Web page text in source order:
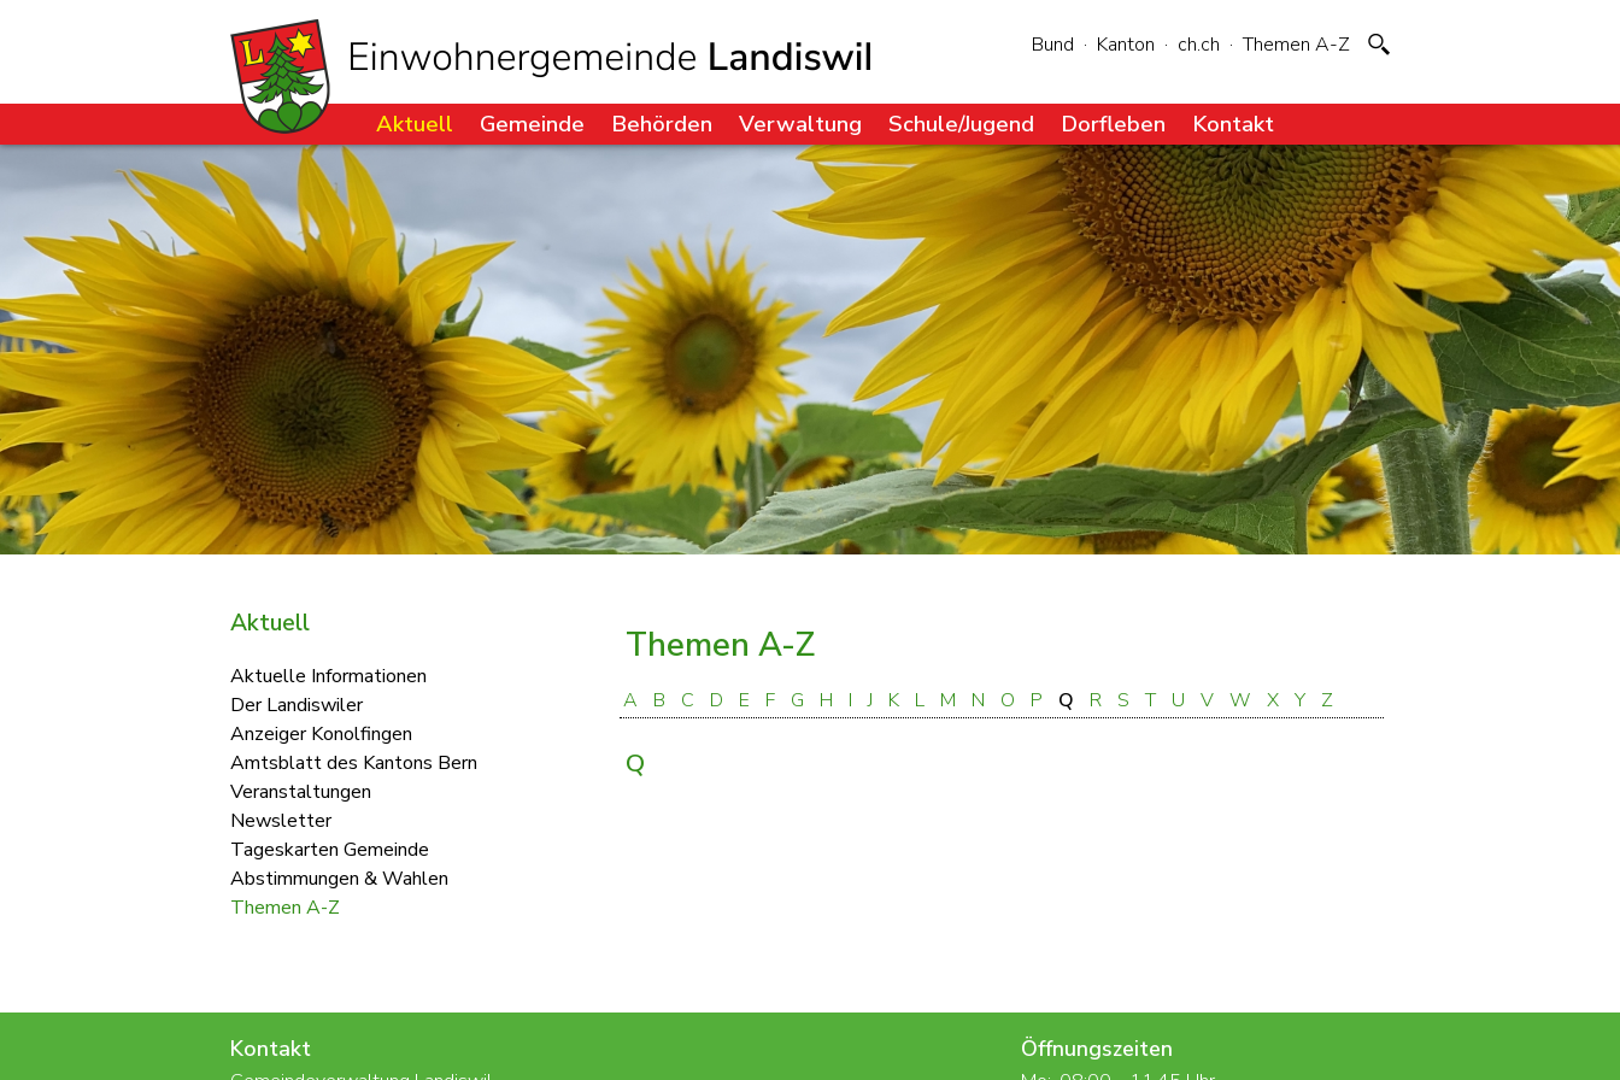
Bund · Kanton · ch.ch ·Themen A-Z
Aktuell Gemeinde Behörden Verwaltung Schule/Jugend Dorfleben Kontakt
Aktuell
Aktuelle Informationen
Der Landiswiler
Anzeiger Konolfingen
Amtsblatt des Kantons Bern
Veranstaltungen
Newsletter
Tageskarten Gemeinde
Abstimmungen & Wahlen
Themen A-Z
Themen A-Z
A B C D E F G H I J K L M N O P Q R S T U V W X Y Z
Q
Kontakt Öffnungszeiten